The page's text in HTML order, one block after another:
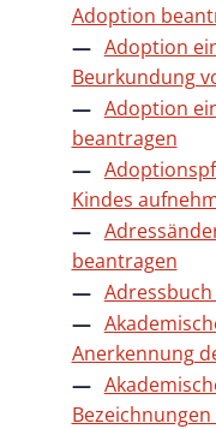
Adoption
Adoption
Beurkundung
Adoption
beantragen
Kindes
beantragen
Anerkennung